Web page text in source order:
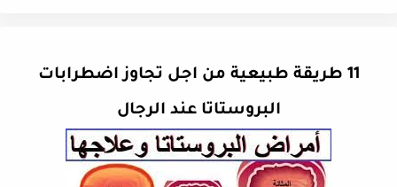
11 طريقة طبيعية من اجل تجاوز اضطرابات
البروستاتا عند الرجال